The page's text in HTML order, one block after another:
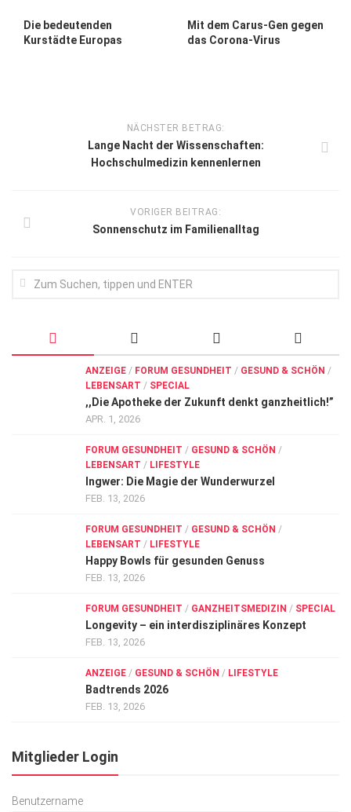
Die bedeutenden
Kurstädte Europas
Mit dem Carus-Gen gegen
das Corona-Virus
NÄCHSTER BETRAG:
Lange Nacht der Wissenschaften:
Hochschulmedizin kennenlernen
VORIGER BEITRAG:
Sonnenschutz im Familienalltag
ANZEIGE / FORUM GESUNDHEIT / GESUND & SCHÖN /
LEBENSART / SPECIAL
,,Die Apotheke der Zukunft denkt ganzheitlich!”
APR. 1, 2026
FORUM GESUNDHEIT / GESUND & SCHÖN /
LEBENSART / LIFESTYLE
Ingwer: Die Magie der Wunderwurzel
FEB. 13, 2026
FORUM GESUNDHEIT / GESUND & SCHÖN /
LEBENSART / LIFESTYLE
Happy Bowls für gesunden Genuss
FEB. 13, 2026
FORUM GESUNDHEIT / GANZHEITSMEDIZIN / SPECIAL
Longevity – ein interdisziplinäres Konzept
FEB. 13, 2026
ANZEIGE / GESUND & SCHÖN / LIFESTYLE
Badtrends 2026
FEB. 13, 2026
Mitglieder Login
Benutzername